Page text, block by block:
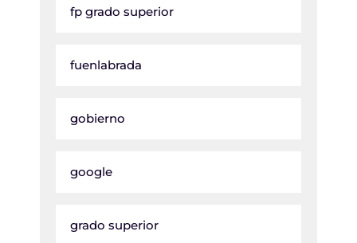
fp grado superior
fuenlabrada
gobierno
google
grado superior